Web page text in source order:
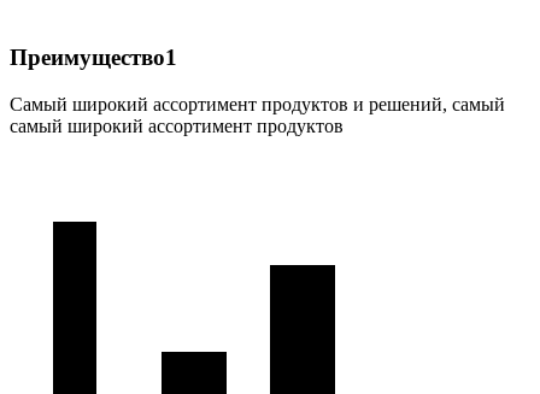
Преимущество1
Самый широкий ассортимент продуктов и решений, самый
самый широкий ассортимент продуктов